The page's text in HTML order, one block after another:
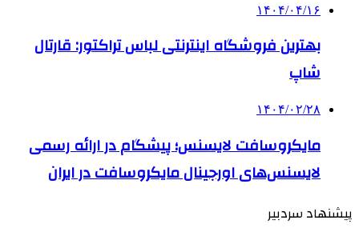
۱۴۰۴/۰۴/۱۶
بهترین فروشگاه اینترنتی لباس تراکتور: قارتال
شاپ
۱۴۰۴/۰۲/۲۸
مایکروسافت لایسنس؛ پیشگام در ارائه رسمی
لایسنس‌های اورجینال مایکروسافت در ایران
پیشنهاد سردبیر